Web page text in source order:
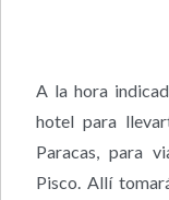
A la hora
hotel para
Paracas, para
Pisco. Allí